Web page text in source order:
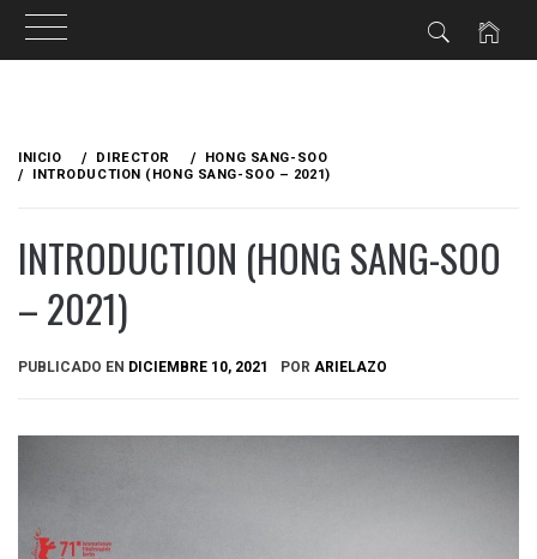
contenido
INICIO DIRECTOR
HONG SANG-SOO
INTRODUCTION (HONG SANG-SOO – 2021)
INTRODUCTION (HONG SANG-SOO
– 2021)
PUBLICADO EN DICIEMBRE 10, 2021 POR ARIELAZO